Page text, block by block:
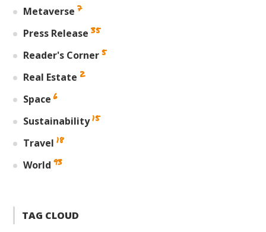
Metaverse 7
Press Release 35
Reader's Corner 5
Real Estate 2
Space 6
Sustainability 15
Travel 18
World 93
TAG CLOUD